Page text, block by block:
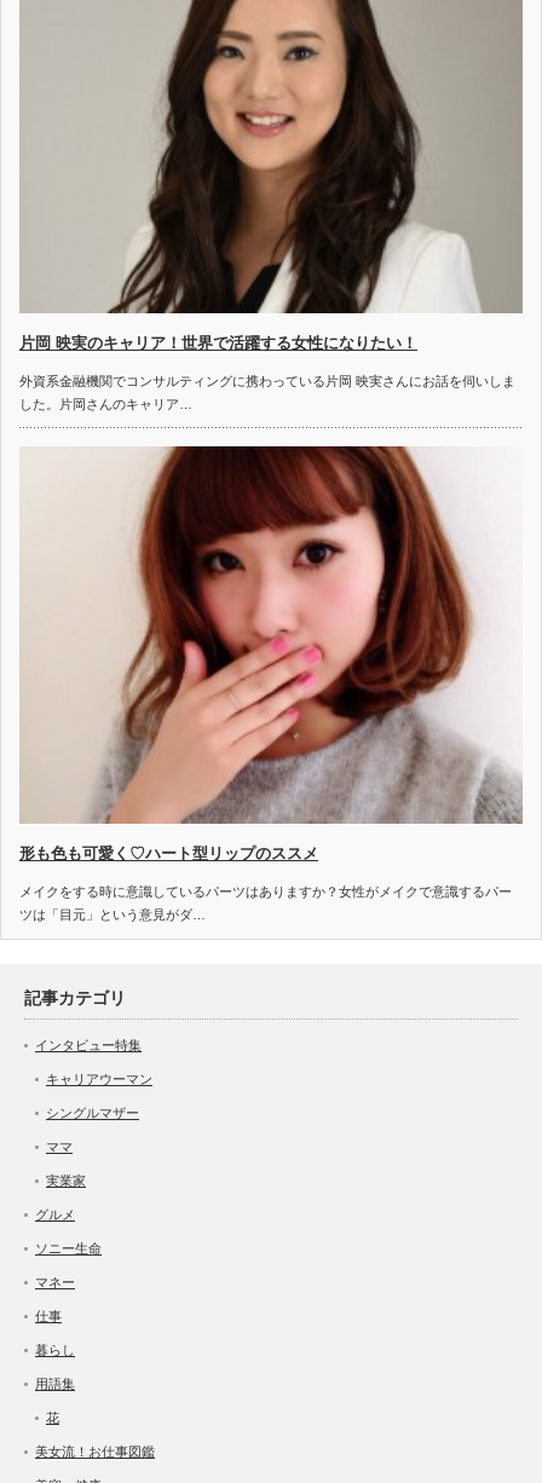
片岡 映実のキャリア！世界で活躍する女性になりたい！
外資系金融機関でコンサルティングに携わっている片岡 映実さんにお話を伺いしま
した。片岡さんのキャリア…
形も色も可愛く♡ハート型リップのススメ
メイクをする時に意識しているパーツはありますか？女性がメイクで意識するパー
ツは「目元」という意見がダ…
記事カテゴリ
インタビュー特集
キャリアウーマン
シングルマザー
ママ
実業家
グルメ
ソニー生命
マネー
仕事
暮らし
用語集
花
美女流！お仕事図鑑